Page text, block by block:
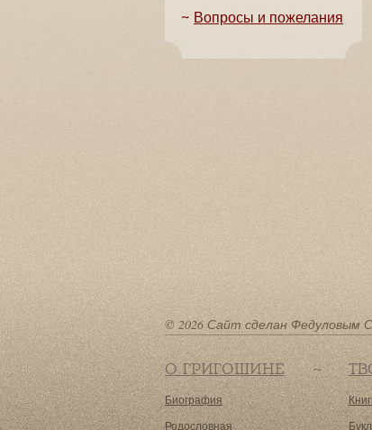
Вопросы и пожелания
© 2026 Сайт сделан Федуловым
О ГРИГОШИНЕ
Биография
Родословная